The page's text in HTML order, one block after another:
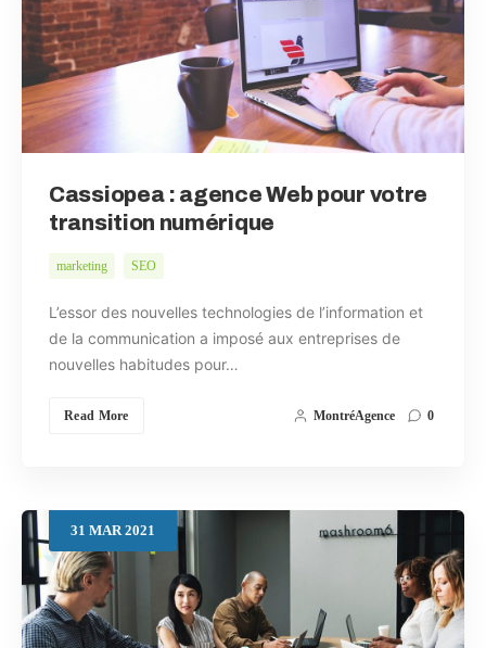
Cassiopea : agence Web pour votre
transition numérique
marketing SEO
L’essor des nouvelles technologies de l’information et
de la communication a imposé aux entreprises de
nouvelles habitudes pour…
Read More MontréAgence 0
31 MAR 2021